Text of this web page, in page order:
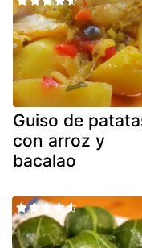
Guiso de
con arroz y
bacalao